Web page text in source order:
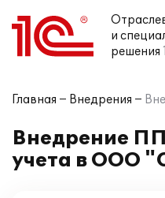
и
решения
Главная Внедрения
Внедрение ПП
учета в ООО